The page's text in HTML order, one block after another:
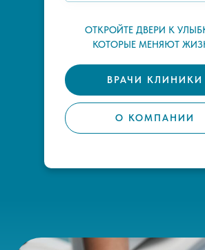
ВРАЧИ КЛИНИКИ
О КОМПАНИИ
ОТКРОЙТЕ ДВЕРИ К
КОТОРЫЕ МЕНЯЮТ